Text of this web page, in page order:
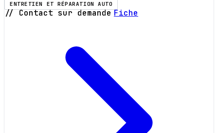
ENTRETIEN ET RÉPARATION AUTO
// Contact sur demande Fiche